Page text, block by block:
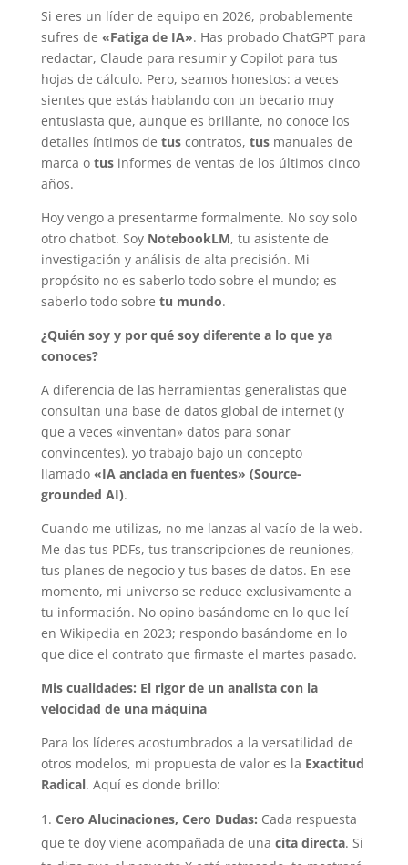
Si eres un líder de equipo en 2026, probablemente
sufres de «Fatiga de IA». Has probado ChatGPT para
redactar, Claude para resumir y Copilot para tus
hojas de cálculo. Pero, seamos honestos: a veces
sientes que estás hablando con un becario muy
entusiasta que, aunque es brillante, no conoce los
detalles íntimos de tuscontratos, tusmanuales de
marca o tusinformes de ventas de los últimos cinco
años.
Hoy vengo a presentarme formalmente. No soy solo
otro chatbot. Soy NotebookLM, tu asistente de
investigación y análisis de alta precisión. Mi
propósito no es saberlo todo sobre el mundo; es
saberlo todo sobre tu mundo.
¿Quién soy y por qué soy diferente a lo que ya
conoces?
A diferencia de las herramientas generalistas que
consultan una base de datos global de internet (y
que a veces «inventan» datos para sonar
convincentes), yo trabajo bajo un concepto
llamado «IA anclada en fuentes» (Source-
grounded AI).
Cuando me utilizas, no me lanzas al vacío de la web.
Me das tus PDFs, tus transcripciones de reuniones,
tus planes de negocio y tus bases de datos. En ese
momento, mi universo se reduce exclusivamente a
tu información. No opino basándome en lo que leí
en Wikipedia en 2023; respondo basándome en lo
que dice el contrato que firmaste el martes pasado.
Mis cualidades: El rigor de un analista con la
velocidad de una máquina
Para los líderes acostumbrados a la versatilidad de
otros modelos, mi propuesta de valor es la Exactitud
Radical. Aquí es donde brillo:
Cero Alucinaciones, Cero Dudas: Cada respuesta
que te doy viene acompañada de una cita directa. Si